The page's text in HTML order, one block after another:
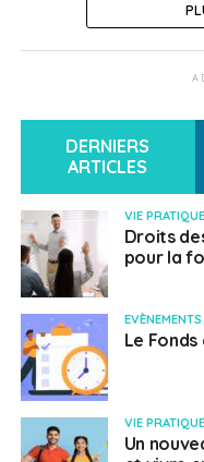
DERNIERS
ARTICLES
VIE PRATIQUE
Droits
pour la
EVÈNEMENTS
Le
VIE PRATIQUE
Un